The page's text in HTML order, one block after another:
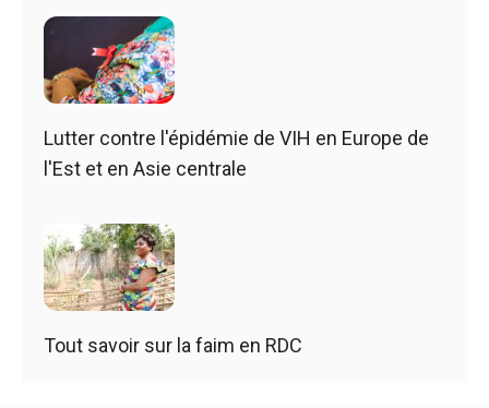
Lutter contre l'épidémie de VIH en Europe de
l'Est et en Asie centrale
Tout savoir sur la faim en RDC